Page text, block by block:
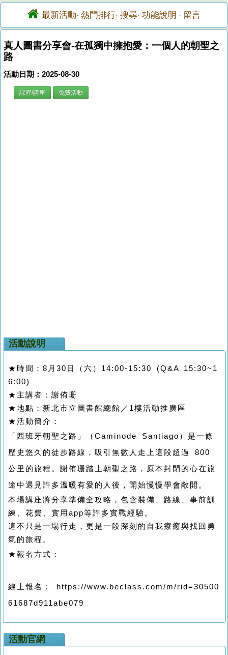
最新活動· 熱門排行· 搜尋· 功能說明 · 留言
真人圖書分享會-在孤獨中擁抱愛：一個人的朝聖之
路
活動日期：2025-08-30
課程/講座 免費活動
活動說明
★時間：8月30日（六）14:00-15:30 (Q&A 15:30~1
6:00)
★主講者：謝侑珊
★地點：新北市立圖書館總館／1樓活動推廣區
★活動簡介：
「西班牙朝聖之路」（ Caminode Santiago ）是一條
歷史悠久的徒步路線，吸引無數人走上這段超過
800
公里的旅程。謝侑珊踏上朝聖之路，原本封閉的心在旅
途中遇見許多溫暖有愛的人後，開始慢慢學會敞開。
本場講座將分享準備全攻略，包含裝備、路線、事前訓
練、花費、實用 app等許多實戰經驗。
這不只是一場行走，更是一段深刻的自我療癒與找回勇
氣的旅程。
★報名方式：
線上報名： https://www.beclass.com/m/rid=30500
61687d911abe079
活動官網